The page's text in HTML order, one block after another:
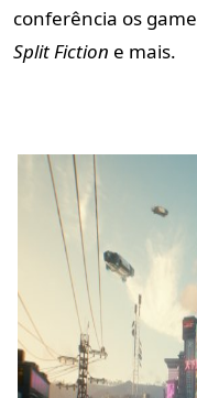
conferência os
Split Fiction e mais.